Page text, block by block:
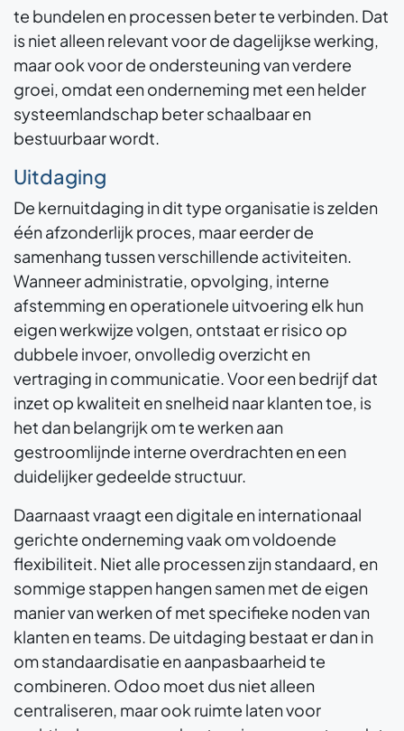
te bundelen en processen beter te verbinden. Dat
is niet alleen relevant voor de dagelijkse werking,
maar ook voor de ondersteuning van verdere
groei, omdat een onderneming met een helder
systeemlandschap beter schaalbaar en
bestuurbaar wordt.
Uitdaging
De kernuitdaging in dit type organisatie is zelden
één afzonderlijk proces, maar eerder de
samenhang tussen verschillende activiteiten.
Wanneer administratie, opvolging, interne
afstemming en operationele uitvoering elk hun
eigen werkwijze volgen, ontstaat er risico op
dubbele invoer, onvolledig overzicht en
vertraging in communicatie. Voor een bedrijf dat
inzet op kwaliteit en snelheid naar klanten toe, is
het dan belangrijk om te werken aan
gestroomlijnde interne overdrachten en een
duidelijker gedeelde structuur.
Daarnaast vraagt een digitale en internationaal
gerichte onderneming vaak om voldoende
flexibiliteit. Niet alle processen zijn standaard, en
sommige stappen hangen samen met de eigen
manier van werken of met specifieke noden van
klanten en teams. De uitdaging bestaat er dan in
om standaardisatie en aanpasbaarheid te
combineren. Odoo moet dus niet alleen
centraliseren, maar ook ruimte laten voor